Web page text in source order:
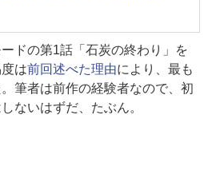
ドの第1話「石炭の終わり」を
は前回述べた理由により、最も
筆者は前作の経験者なので、初
ないはずだ、たぶん。